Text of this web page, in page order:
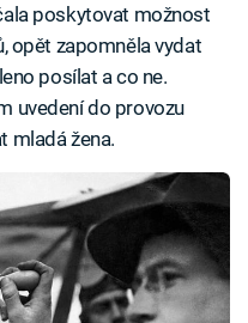
poskytovat možnost
opět zapomněla vydat
posílat a co ne.
uvedení do provozu
mladá žena.